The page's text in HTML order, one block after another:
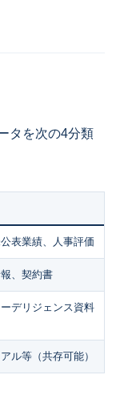
タを次の4分類
表業績、人事評価
、契約書
デリジェンス資料
ル等（共存可能）